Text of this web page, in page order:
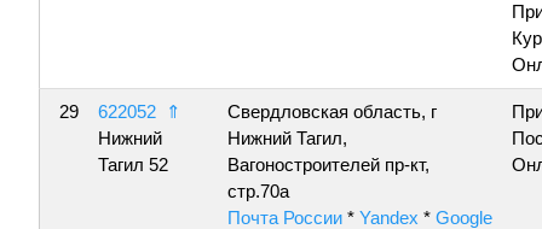
29 622052
⇑
Нижний
Тагил 52
Свердловская область, г
Нижний Тагил,
Вагоностроителей пр-кт,
стр.70а
Почта России * Yandex * Google